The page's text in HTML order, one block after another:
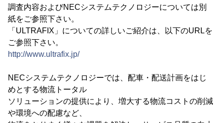
調査内容およびNECシステムテクノロジーについては別
紙をご参照下さい。
「ULTRAFIX」についての詳しいご紹介は、以下のURLを
ご参照下さい。
http://www.ultrafix.jp/
NECシステムテクノロジーでは、配車・配送計画をはじ
めとする物流トータル
ソリューションの提供により、増大する物流コストの削減
や環境への配慮など、